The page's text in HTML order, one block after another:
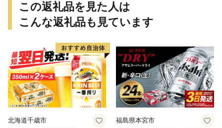
この返礼品を見た人は
こんな返礼品も見ています
北海道千歳市 福島県本宮市